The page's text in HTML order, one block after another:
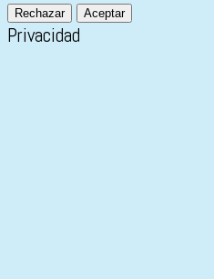
Rechazar Aceptar
Privacidad